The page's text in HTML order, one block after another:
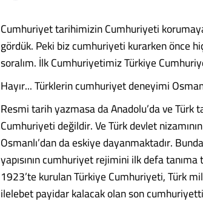
Cumhuriyet tarihimizin Cumhuriyeti
gördük. Peki biz cumhuriyeti kurarken önce
soralım. İlk Cumhuriyetimiz Türkiye
Hayır... Türklerin cumhuriyet deneyimi
Resmi tarih yazmasa da Anadolu’da ve
Cumhuriyeti değildir. Ve Türk devlet
Osmanlı’dan da eskiye dayanmaktadır.
yapısının cumhuriyet rejimini ilk defa tanıma
1923’te kurulan Türkiye Cumhuriyeti, Türk
ilelebet payidar kalacak olan son